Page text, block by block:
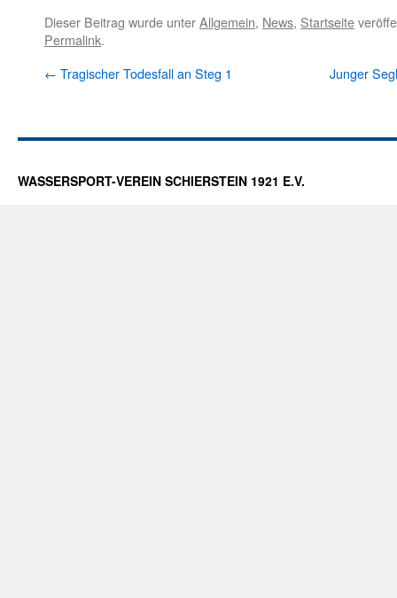
Dieser Beitrag wurde unterAllgemein, News, Startseite
Permalink.
← Tragischer Todesfall an Steg 1 Junger
WASSERSPORT-VEREIN SCHIERSTEIN 1921 E.V.